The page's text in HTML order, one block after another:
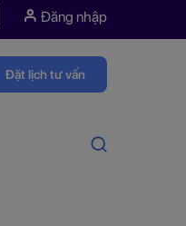
Đăng nhập
Đặt lịch tư vấn